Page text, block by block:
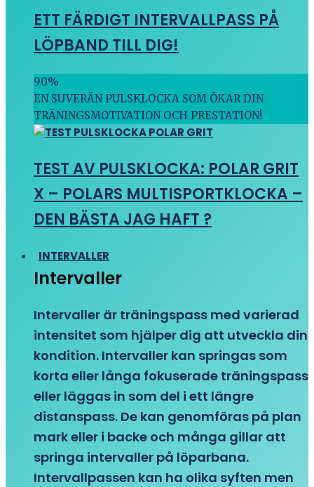
ETT FÄRDIGT INTERVALLPASS PÅ
LÖPBAND TILL DIG!
90%
EN SUVERÄN PULSKLOCKA SOM ÖKAR DIN
TRÄNINGSMOTIVATION OCH PRESTATION!
TEST AV PULSKLOCKA: POLAR GRIT
X – POLARS MULTISPORTKLOCKA –
DEN BÄSTA JAG HAFT ?
INTERVALLER
Intervaller
Intervaller är träningspass med varierad
intensitet som hjälper dig att utveckla din
kondition. Intervaller kan springas som
korta eller långa fokuserade träningspass
eller läggas in som del i ett längre
distanspass. De kan genomföras på plan
mark eller i backe och många gillar att
springa intervaller på löparbana.
Intervallpassen kan ha olika syften men